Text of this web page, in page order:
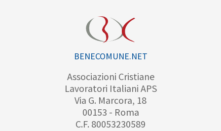
BENECOMUNE.NET
Associazioni Cristiane
Lavoratori Italiani APS
Via G. Marcora, 18
00153 - Roma
C.F. 80053230589